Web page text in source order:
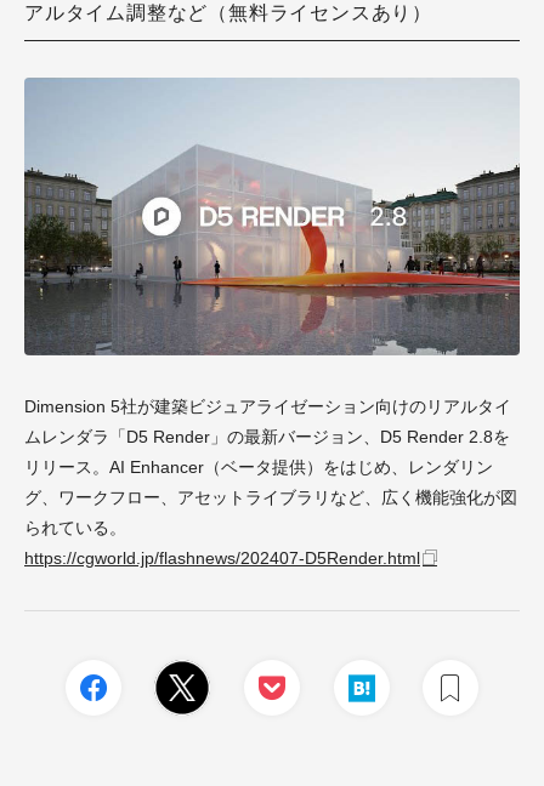
アルタイム調整など（無料ライセンスあり）
Dimension 5社が建築ビジュアライゼーション向けのリアルタイ
ムレンダラ「D5 Render」の最新バージョン、D5 Render 2.8を
リリース。AI Enhancer（ベータ提供）をはじめ、レンダリン
グ、ワークフロー、アセットライブラリなど、広く機能強化が図
られている。
https://cgworld.jp/flashnews/202407-D5Render.html